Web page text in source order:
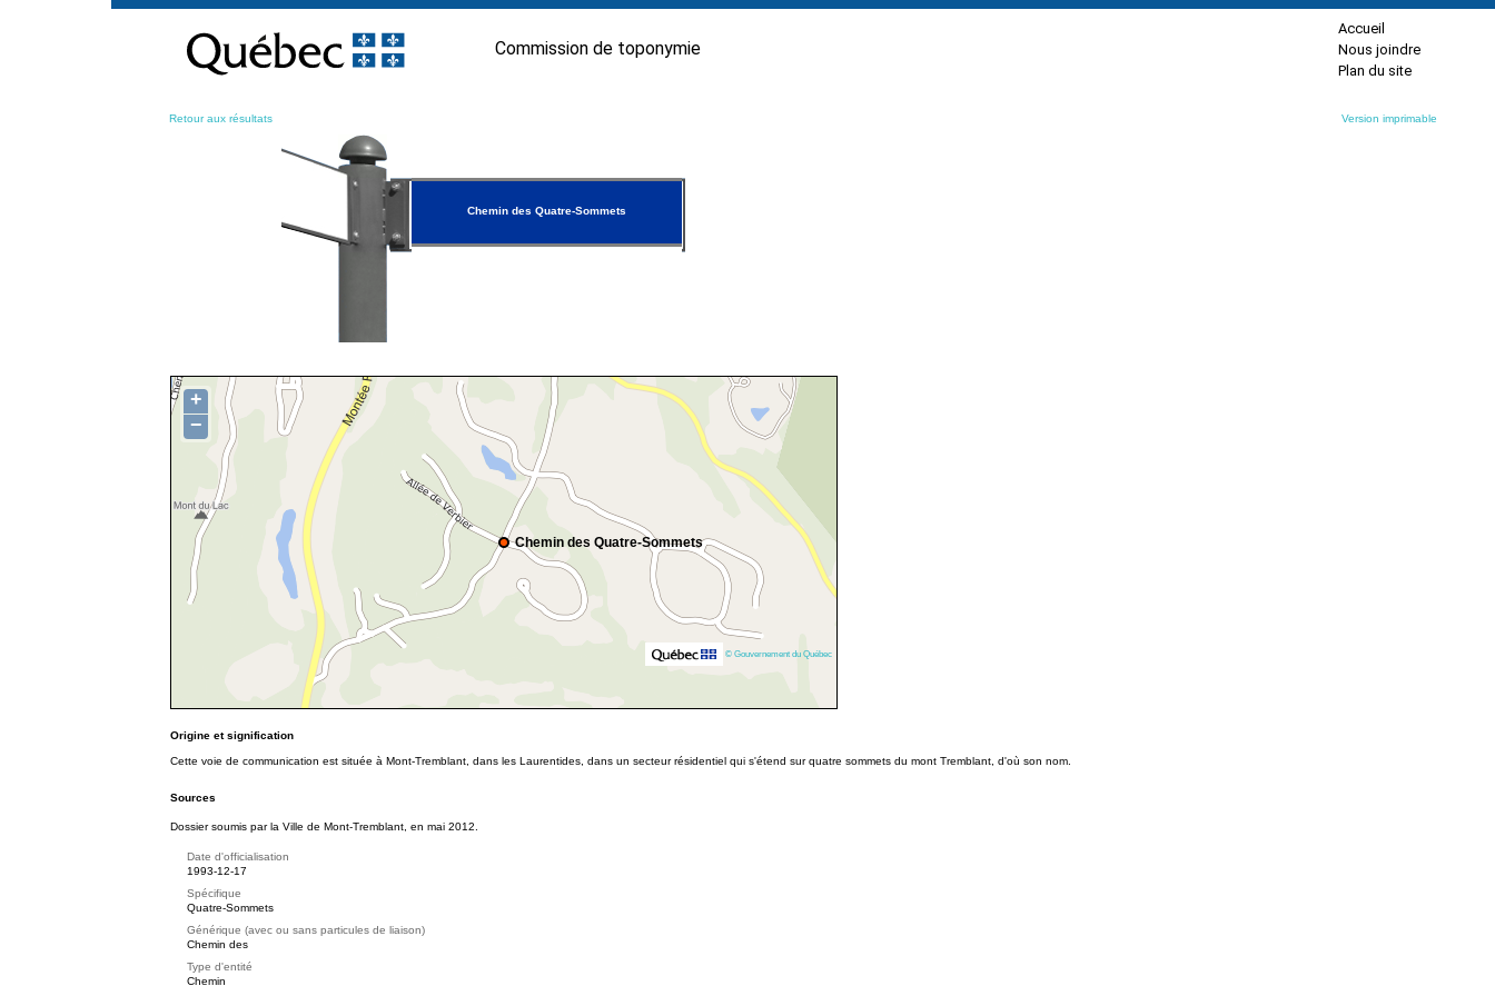
contenu
Commission de toponymie
Accueil
Nous joindre
Plan du site
Retour aux résultats Version imprimable
Chemin des Quatre-Sommets
Chemin des Quatre-Sommets
+
−
© Gouvernement du Québec
Origine et signification
Cette voie de communication est située à Mont-Tremblant, dans les Laurentides, dans un secteur résidentiel qui s'étend sur quatre sommets du mont Tremblant, d'où son nom.
Sources
Dossier soumis par la Ville de Mont-Tremblant, en mai 2012.
Date d'officialisation
1993-12-17
Spécifique
Quatre-Sommets
Générique (avec ou sans particules de liaison)
Chemin des
Type d'entité
Chemin